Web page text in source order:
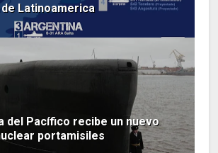
Latinoamerica
del Pacífico recibe un nuevo
portamisiles